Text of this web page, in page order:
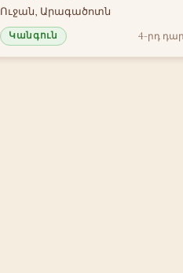
Ուջան, Արագածոտն
Կանգուն 4-րդ դար